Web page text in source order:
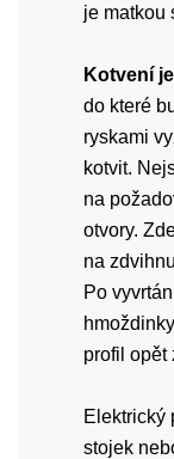
je matkou
Kotvení
do které
ryskami
kotvit.
na
otvory.
na
Po
profil opět
Elektrický
stojek